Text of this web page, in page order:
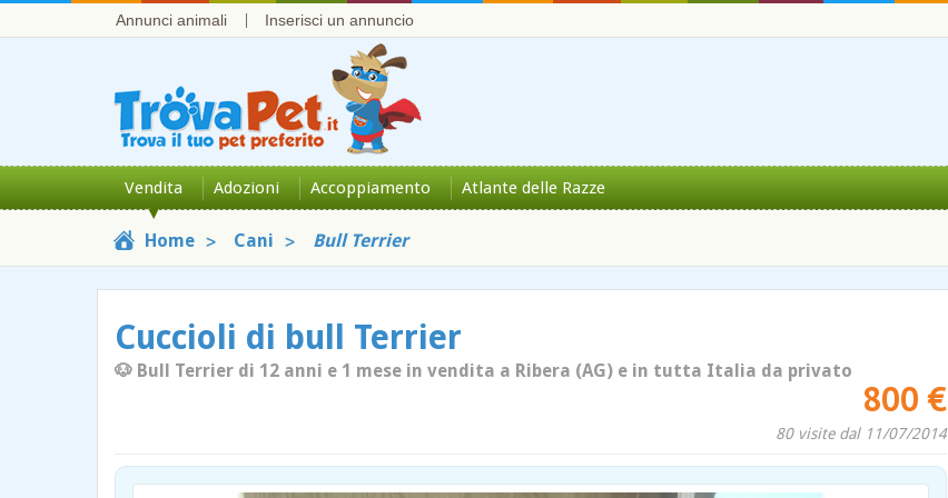
Annunci animali Inserisci un annuncio
Vendita Adozioni Accoppiamento Atlante delle Razze
Home Cani Bull Terrier
Cuccioli di bull Terrier
🐶 Bull Terrier di 12 anni e 1 mese in vendita a Ribera (AG) e in tutta Italia da privato
800 €
80 visite dal 11/07/2014